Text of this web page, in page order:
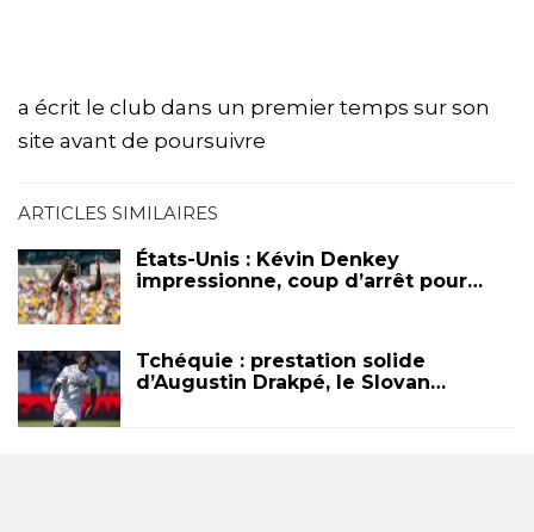
a écrit le club dans un premier temps sur son
site avant de poursuivre
ARTICLES SIMILAIRES
États-Unis : Kévin Denkey
impressionne, coup d’arrêt pour…
Tchéquie : prestation solide
d’Augustin Drakpé, le Slovan…